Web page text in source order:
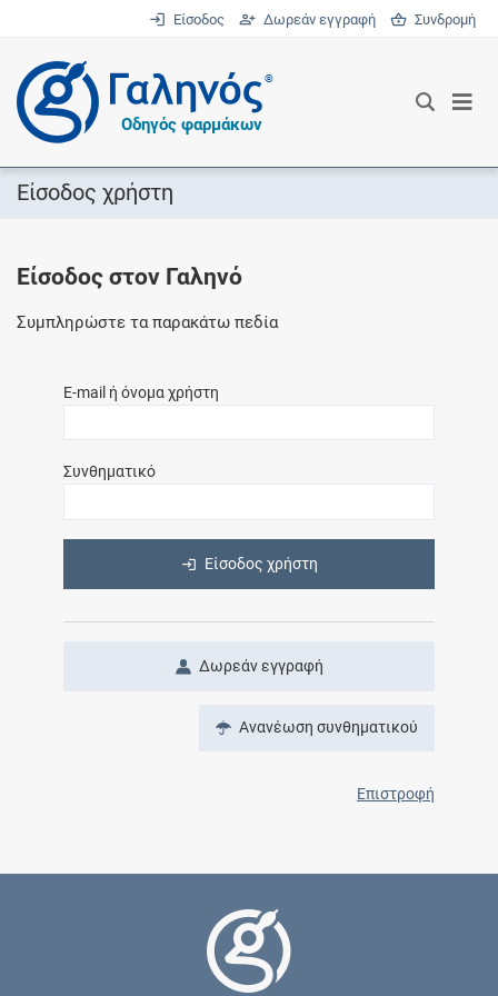
Είσοδος Δωρεάν εγγραφή Συνδρομή
®
Οδηγός φαρμάκων
Είσοδος χρήστη
Είσοδος στον Γαληνό
Συμπληρώστε τα παρακάτω πεδία
E-mail ή όνομα χρήστη
Συνθηματικό
Είσοδος χρήστη
Δωρεάν εγγραφή
Ανανέωση συνθηματικού
Επιστροφή